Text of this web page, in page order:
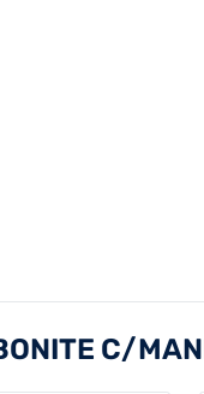
C/